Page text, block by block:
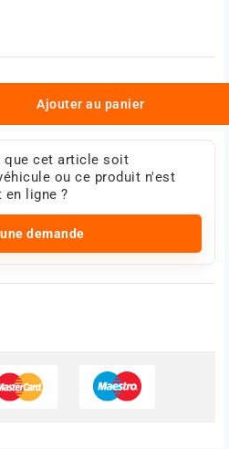
Ajouter au panier
que cet article soit
ou ce produit n'est
en ligne ?
demande